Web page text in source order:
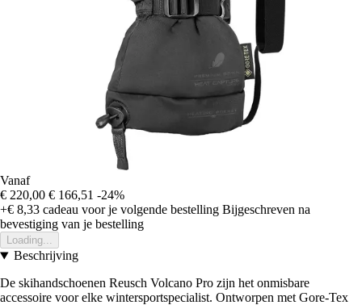
Vanaf
€ 220,00 € 166,51 -24%
+€ 8,33 cadeau voor je volgende bestelling Bijgeschreven na
bevestiging van je bestelling
Loading...
Beschrijving
De skihandschoenen Reusch Volcano Pro zijn het onmisbare
accessoire voor elke wintersportspecialist. Ontworpen met Gore-Tex